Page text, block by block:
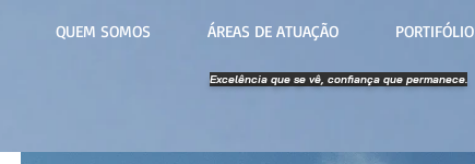
QUEM SOMOS ÁREAS DE ATUAÇÃO PORTIFÓLIO
Excelência que se vê, confiança que permanece.